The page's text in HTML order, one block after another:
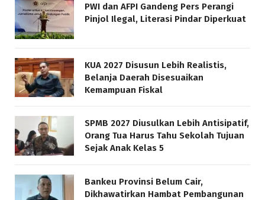
PWI dan AFPI Gandeng Pers Perangi
Pinjol Ilegal, Literasi Pindar Diperkuat
KUA 2027 Disusun Lebih Realistis,
Belanja Daerah Disesuaikan
Kemampuan Fiskal
SPMB 2027 Diusulkan Lebih Antisipatif,
Orang Tua Harus Tahu Sekolah Tujuan
Sejak Anak Kelas 5
Bankeu Provinsi Belum Cair,
Dikhawatirkan Hambat Pembangunan